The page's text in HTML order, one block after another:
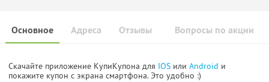
Основное Отзывы Вопросы по акции
Адреса
Скачайте приложение КупиКупона для IOS или Android и
покажите купон с экрана смартфона. Это удобно :)